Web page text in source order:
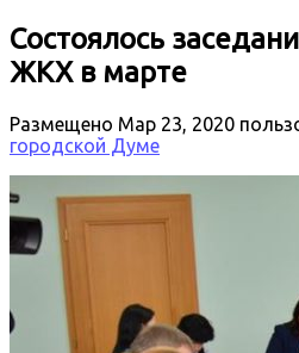
Состоялось
ЖКХ в марте
Размещено Мар 23, 2020
городской Думе